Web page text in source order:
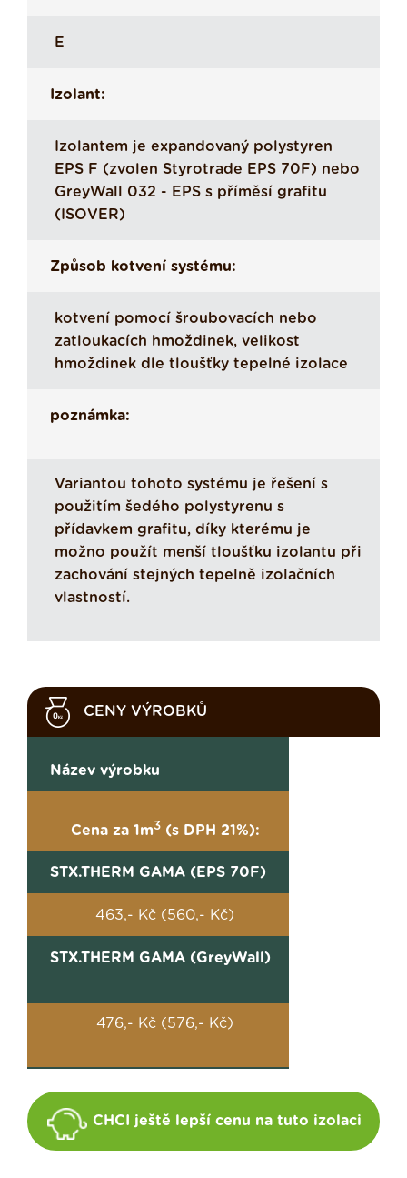
E
Izolant:
Izolantem je expandovaný polystyren
EPS F (zvolen Styrotrade EPS 70F) nebo
GreyWall 032 - EPS s příměsí grafitu
(ISOVER)
Způsob kotvení systému:
kotvení pomocí šroubovacích nebo
zatloukacích hmoždinek, velikost
hmoždinek dle tloušťky tepelné izolace
poznámka:
Variantou tohoto systému je řešení s
použitím šedého polystyrenu s
přídavkem grafitu, díky kterému je
možno použít menší tloušťku izolantu při
zachování stejných tepelně izolačních
vlastností.
CENY VÝROBKŮ
Název výrobku
Cena za 1m3(s DPH 21%):
STX.THERM GAMA (EPS 70F)
463,- Kč (560,- Kč)
STX.THERM GAMA (GreyWall)
476,- Kč (576,- Kč)
CHCI ještě lepší cenu na tuto izolaci